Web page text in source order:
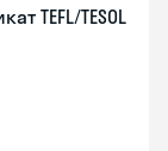
TEFL/TESOL